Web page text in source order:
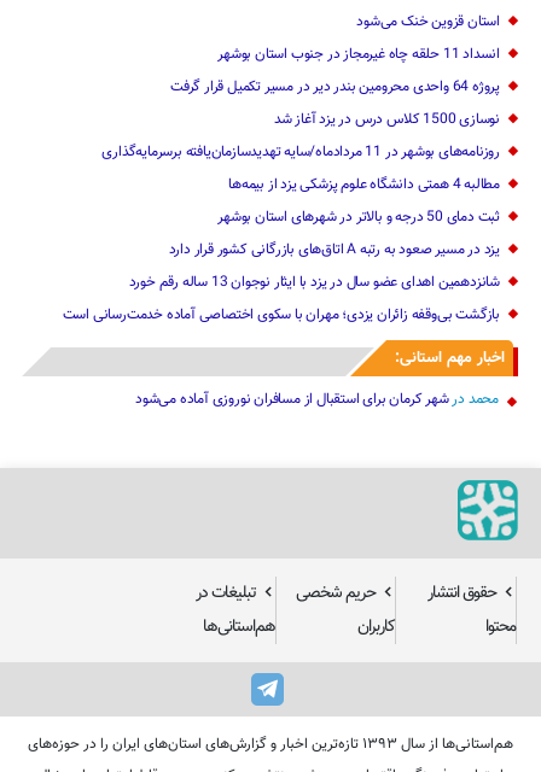
استان قزوین خنک‌ می‌شود
انسداد 11 حلقه چاه غیرمجاز در جنوب استان بوشهر
پروژه 64 واحدی محرومین بندر دیر در مسیر تکمیل قرار گرفت
نوسازی 1500 کلاس درس در یزد آغاز شد
روزنامه‌های بوشهر در 11 مردادماه/سایه تهدیدسازمان‌یافته برسرمایه‌گذاری
مطالبه 4 همتی دانشگاه علوم پزشکی یزد از بیمه‌ها
ثبت دمای 50 درجه و بالاتر در شهرهای استان بوشهر
یزد در مسیر صعود به رتبه A اتاق‌های بازرگانی کشور قرار دارد
شانزدهمین اهدای عضو سال در یزد با ایثار نوجوان 13 ساله رقم خورد
بازگشت بی‌وقفه زائران یزدی؛ مهران با سکوی اختصاصی آماده خدمت‌رسانی است
اخبار مهم استانی:
محمد درشهر کرمان برای استقبال از مسافران نوروزی آماده می‌شود
حقوق انتشار
محتوا
حریم شخصی
کاربران
تبلیغات در
هم‌استانی‌ها
هم‌استانی‌ها از سال ۱۳۹۳ تازه‌ترین اخبار و گزارش‌های استان‌های ایران را در حوزه‌های